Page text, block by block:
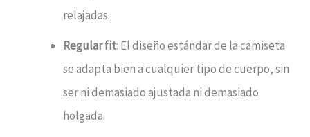
relajadas.
Regular fit: El diseño estándar de la camiseta
se adapta bien a cualquier tipo de cuerpo, sin
ser ni demasiado ajustada ni demasiado
holgada.